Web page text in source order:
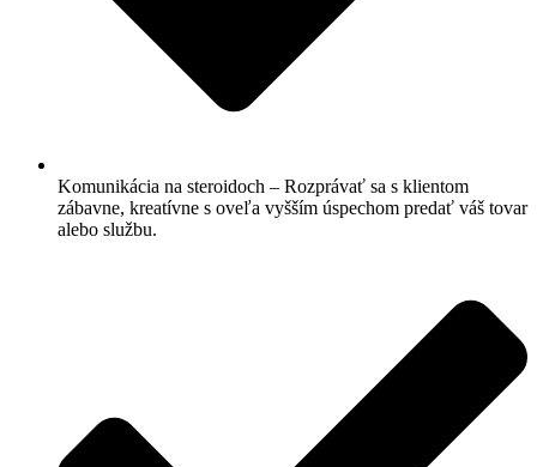
Komunikácia na steroidoch – Rozprávať sa s klientom
zábavne, kreatívne s oveľa vyšším úspechom predať váš tovar
alebo službu.